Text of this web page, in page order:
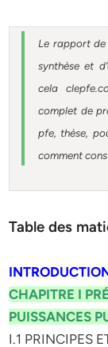
Le rapport de
synthèse et
cela
complet de
pfe, thèse,
comment
Table des
CHAPITRE I
PUISSANCES
I.1 PRINCIPES